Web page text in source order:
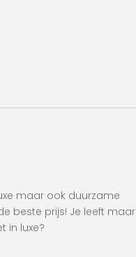
maar ook duurzame
beste prijs! Je leeft maar
in luxe?